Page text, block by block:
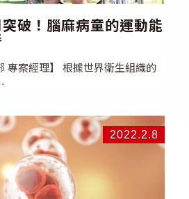
破！腦麻病童的運動能
據世界衛生組織的
2022.2.8